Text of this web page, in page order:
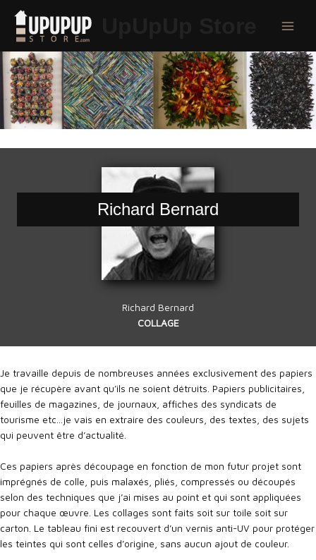
contenu
Menu
Richard Bernard
Richard Bernard
COLLAGE
Je travaille depuis de nombreuses années exclusivement des papiers
que je récupère avant qu’ils ne soient détruits. Papiers publicitaires,
feuilles de magazines, de journaux, affiches des syndicats de
tourisme etc…je vais en extraire des couleurs, des textes, des sujets
qui peuvent être d’actualité.
Ces papiers après découpage en fonction de mon futur projet sont
imprégnés de colle, puis malaxés, pliés, compressés ou découpés
selon des techniques que j’ai mises au point et qui sont appliquées
pour chaque œuvre. Les collages sont faits soit sur toile soit sur
carton. Le tableau fini est recouvert d’un vernis anti-UV pour protéger
les teintes qui sont celles d’origine, sans aucun ajout de couleur.